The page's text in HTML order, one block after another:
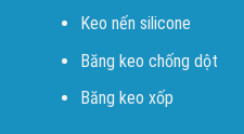
Keo nến silicone
Băng keo chống dột
Băng keo xốp